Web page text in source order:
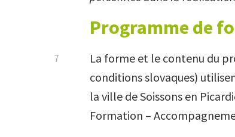
Programme de
La forme et le contenu du
conditions slovaques)
la ville de Soissons en
Formation –